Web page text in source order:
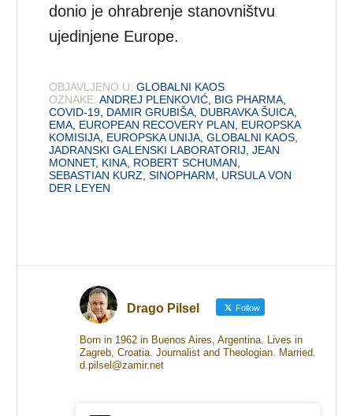
donio je ohrabrenje stanovništvu
ujedinjene Europe.
OBJAVLJENO U: GLOBALNI KAOS
OZNAKE: ANDREJ PLENKOVIĆ BIG PHARMA
COVID-19 DAMIR GRUBIŠA DUBRAVKA ŠUICA
EMA EUROPEAN RECOVERY PLAN
EUROPSKA
KOMISIJA EUROPSKA UNIJA ,GLOBALNI KAOS
JADRANSKI GALENSKI LABORATORIJ ,JEAN
MONNET, KINA ROBERT SCHUMAN
SEBASTIAN KURZ ,SINOPHARM
URSULA VON
DER LEYEN
Drago Pilsel Follow
Born in 1962 in Buenos Aires, Argentina. Lives in
Zagreb, Croatia. Journalist and Theologian. Married.
d.pilsel@zamir.net